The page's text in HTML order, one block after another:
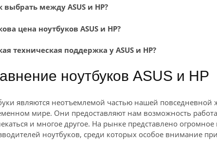
выбрать между ASUS и HP?
цена ноутбуков ASUS и HP?
техническая поддержка у ASUS и HP?
ноутбуков ASUS и HP
являются неотъемлемой частью нашей повседневной
мире. Они предоставляют нам возможность
и многое другое. На рынке представлено огромное
ноутбуков, среди которых особое внимание